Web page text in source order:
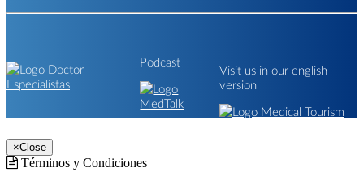
Podcast
Visit us in our english
version
×Close
Términos y Condiciones